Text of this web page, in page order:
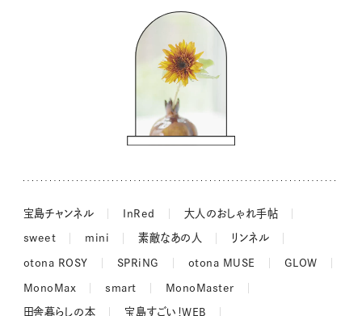
コウケンテツのヒトワザ巡り
ノーラのフィンランド旅気分
吉田羊さんの着物と12のアソビゴコロ
長谷川あかりさんの今週もお疲れ様つまみ
宝島チャンネル InRed 大人のおしゃれ手帖
sweet mini 素敵なあの人 リンネル
otona ROSY SPRiNG otona MUSE GLOW
MonoMax smart MonoMaster
田舎暮らしの本 宝島すごい！WEB